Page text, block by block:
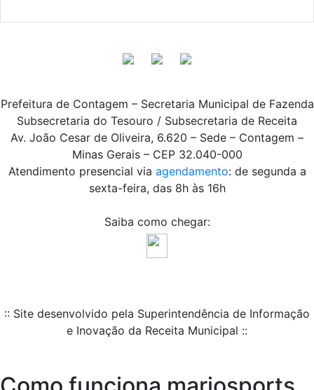
Prefeitura de Contagem – Secretaria Municipal de Fazenda
Subsecretaria do Tesouro / Subsecretaria de Receita
Av. João Cesar de Oliveira, 6.620 – Sede – Contagem –
Minas Gerais – CEP 32.040-000
Atendimento presencial via agendamento: de segunda a
sexta-feira, das 8h às 16h
Saiba como chegar:
:: Site desenvolvido pela Superintendência de Informação
e Inovação da Receita Municipal ::